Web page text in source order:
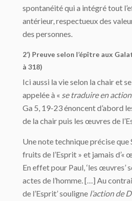
spontanéité qui a intégré tout
antérieur, respectueux des
des personnes.
2’) Preuve selon l’épître aux
à 318)
Ici aussi la vie selon la chair et
appelée à « se traduire en action
Ga 5, 19-23 énoncent d’abord
de la chair puis les œuvres de
Une note technique précise que
fruits de l’Esprit » et jamais d’«
En effet pour Paul, ‘les œuvres’
actes de l’homme. […] Au
de l’Esprit’ souligne l’action de